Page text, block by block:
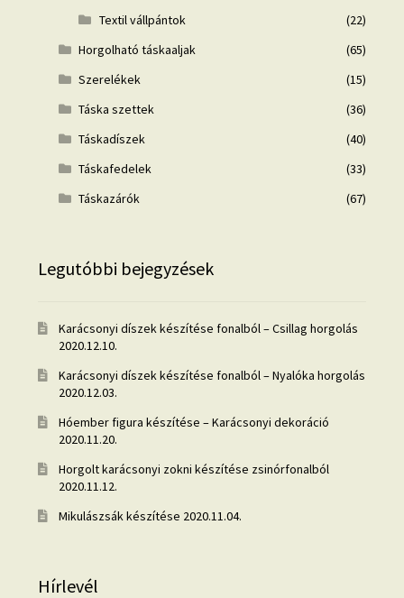
Textil vállpántok
(22)
Horgolható táskaaljak
(65)
Szerelékek
(15)
Táska szettek
(36)
Táskadíszek
(40)
Táskafedelek
(33)
Táskazárók
(67)
Legutóbbi bejegyzések
Karácsonyi díszek készítése fonalból – Csillag horgolás
2020.12.10.
Karácsonyi díszek készítése fonalból – Nyalóka horgolás
2020.12.03.
Hóember figura készítése – Karácsonyi dekoráció
2020.11.20.
Horgolt karácsonyi zokni készítése zsinórfonalból
2020.11.12.
Mikulászsák készítése 2020.11.04.
Hírlevél